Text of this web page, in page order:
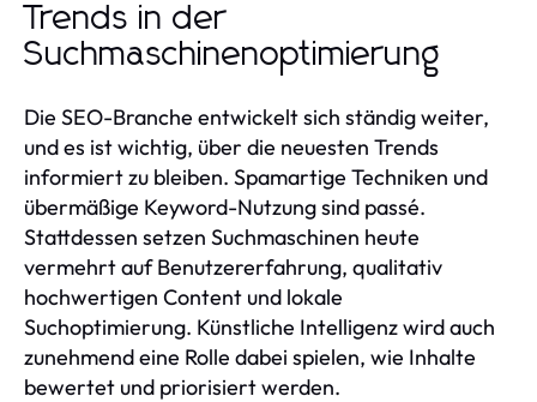
Trends in der
Suchmaschinenoptimierung
Die SEO-Branche entwickelt sich ständig weiter,
und es ist wichtig, über die neuesten Trends
informiert zu bleiben. Spamartige Techniken und
übermäßige Keyword-Nutzung sind passé.
Stattdessen setzen Suchmaschinen heute
vermehrt auf Benutzererfahrung, qualitativ
hochwertigen Content und lokale
Suchoptimierung. Künstliche Intelligenz wird auch
zunehmend eine Rolle dabei spielen, wie Inhalte
bewertet und priorisiert werden.